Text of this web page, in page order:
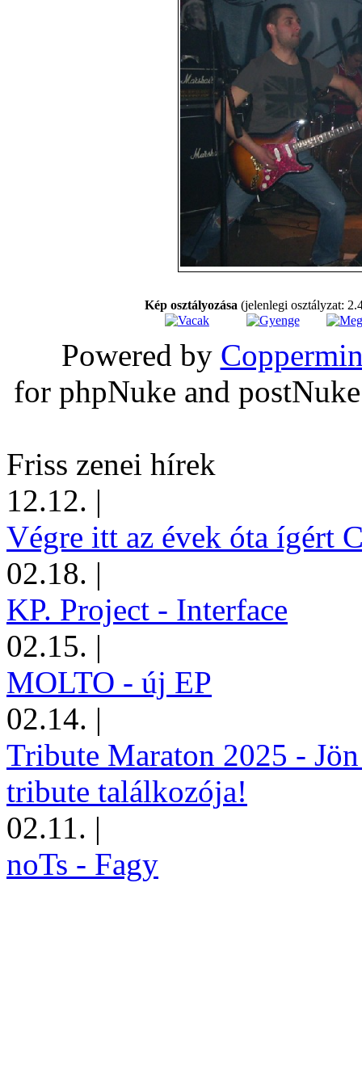
Kép osztályozása (jelenlegi osztályzat:
Powered by
for phpNuke and
Friss zenei hírek
12.12. |
Végre itt az évek óta ígért
02.18. |
KP. Project - Interface
02.15. |
MOLTO - új EP
02.14. |
Tribute Maraton 2025 -
tribute találkozója!
02.11. |
noTs - Fagy